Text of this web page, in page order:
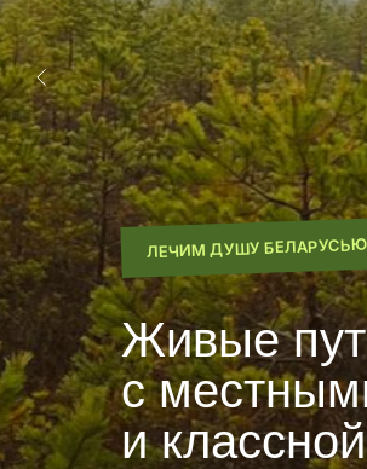
Живые
с
и
ЛЕЧИМ ДУШУ БЕЛАРУСЬЮ